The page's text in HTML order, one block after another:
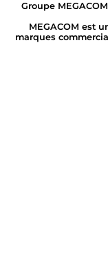
Groupe
MEGACOM est
marques